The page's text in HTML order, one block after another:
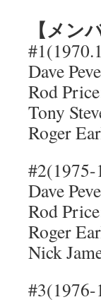
【メン
Dave
Rod
Tony
Roger
#2(1975-
Dave
Rod
Roger
Nick
#3(1976-